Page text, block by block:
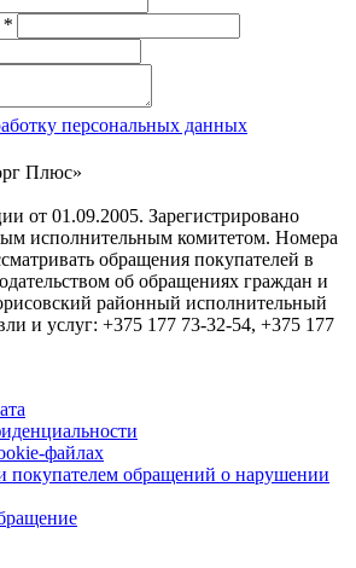
*
персональных данных
Плюс»
от 01.09.2005. Зарегистрировано
исполнительным комитетом. Номера
обращения покупателей в
об обращениях граждан и
районный исполнительный
и услуг: +375 177 73-32-54, +375 177
файлах
покупателем обращений о нарушении